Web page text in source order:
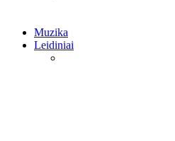
Muzika
Leidiniai